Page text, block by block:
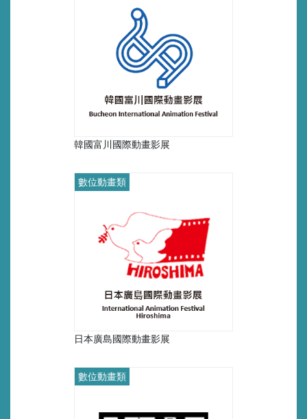
韓國富川國際動畫影展
數位動畫類
日本廣島國際動畫影展
數位動畫類